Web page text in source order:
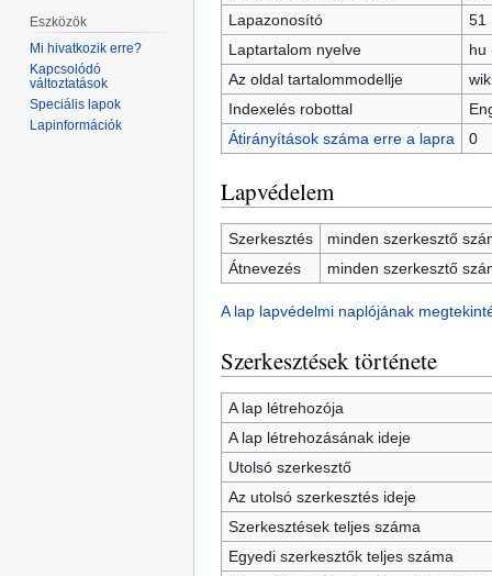
Lapazonosító
51
Laptartalom nyelve
hu
Az oldal tartalommodellje
Indexelés robottal
Átirányítások száma erre a lapra
0
Lapvédelem
Szerkesztés
minden szerkesztő
Átnevezés
minden szerkesztő
A lap lapvédelmi naplójának
Szerkesztések története
A lap létrehozója
A lap létrehozásának ideje
Utolsó szerkesztő
Az utolsó szerkesztés ideje
Szerkesztések teljes száma
Egyedi szerkesztők teljes száma
Eszközök
Mi hivatkozik erre?
Kapcsolódó
változtatások
Speciális lapok
Lapinformációk